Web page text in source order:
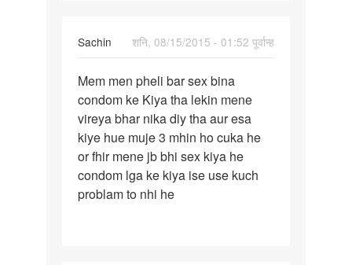
Sachin
शनि, 08/15/2015 - 01:52 पूर्वान्ह
Mem
men
pheli
bar
sex
bina
Mem men pheli bar sex bina
condom ke Kiya tha lekin mene
vireya bhar nika diy tha aur esa
kiye hue muje 3 mhin ho cuka he
or fhir mene jb bhi sex kiya he
condom lga ke kiya ise use kuch
problam to nhi he